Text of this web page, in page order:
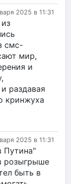
2025 в 11:31
смс-
мир,
и
раздавая
кринжуха
2025 в 11:31
Путина"
розыгрыше
быть в